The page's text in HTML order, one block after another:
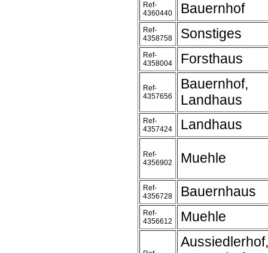
Ref-
4360440
Bauernhof
Ref-
4358758
Sonstiges
Ref-
4358004
Forsthaus
Ref-
4357656
Bauernhof,
Landhaus
Ref-
4357424
Landhaus
Ref-
4356902
Muehle
Ref-
4356728
Bauernhaus
Ref-
4356612
Muehle
Aussiedlerhof,